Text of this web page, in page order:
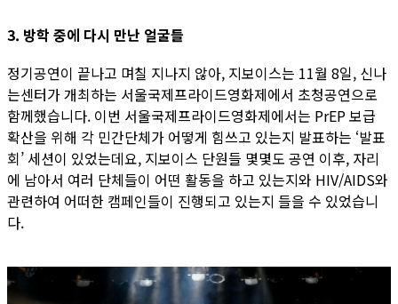
3. 방학 중에 다시 만난 얼굴들
정기공연이 끝나고 며칠 지나지 않아, 지보이스는 11월 8일, 신나
는센터가 개최하는 서울국제프라이드영화제에서 초청공연으로
함께했습니다. 이번 서울국제프라이드영화제에서는 PrEP 보급
확산을 위해 각 민간단체가 어떻게 힘쓰고 있는지 발표하는 ‘발표
회’ 세션이 있었는데요, 지보이스 단원들 몇몇도 공연 이후, 자리
에 남아서 여러 단체들이 어떤 활동을 하고 있는지와 HIV/AIDS와
관련하여 어떠한 캠페인들이 진행되고 있는지 들을 수 있었습니
다.